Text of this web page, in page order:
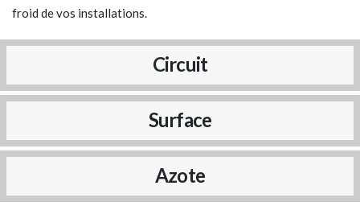
froid de vos installations.
Circuit
Surface
Azote